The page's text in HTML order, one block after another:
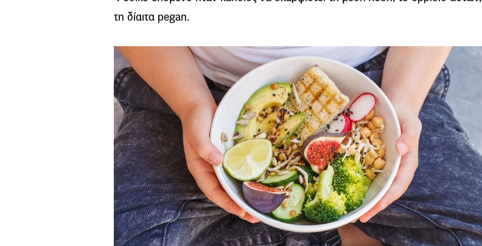
τη δίαιτα pegan.